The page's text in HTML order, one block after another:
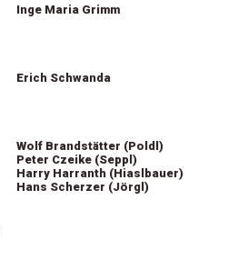
Inge Maria Grimm
Erich Schwanda
Wolf Brandstätter (Poldl)
Peter Czeike (Seppl)
Harry Harranth (Hiaslbauer)
Hans Scherzer (Jörgl)